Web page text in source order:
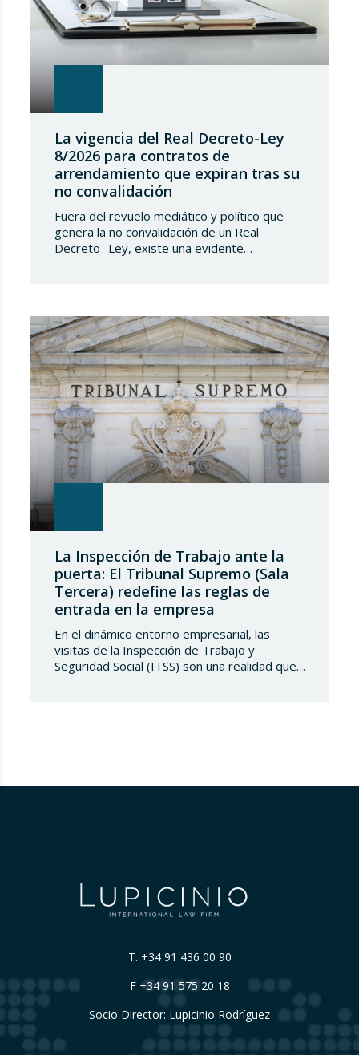
La vigencia del Real Decreto-Ley
8/2026 para contratos de
arrendamiento que expiran tras su
no convalidación
Fuera del revuelo mediático y político que
genera la no convalidación de un Real
Decreto- Ley, existe una evidente
caso del Real Decreto-Ley 8/2026, de 20 de
marzo, de medidas en el alquiler en
respuesta…
La Inspección de Trabajo ante la
puerta: El Tribunal Supremo (Sala
Tercera) redefine las reglas de
entrada en la empresa
En el dinámico entorno empresarial, las
visitas de la Inspección de Trabajo y
Seguridad Social (ITSS) son una realidad que
T. +34 91 436 00 90
F +34 91 575 20 18
Socio Director: Lupicinio Rodríguez